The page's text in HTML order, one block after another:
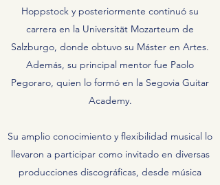
Hoppstock y posteriormente continuó su
carrera en la Universität Mozarteum de
Salzburgo, donde obtuvo su Máster en Artes.
Además, su principal mentor fue Paolo
Pegoraro, quien lo formó en la Segovia Guitar
Academy.
Su amplio conocimiento y flexibilidad musical lo
llevaron a participar como invitado en diversas
producciones discográficas, desde música